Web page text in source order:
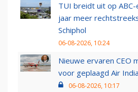
TUI breidt uit op ABC-
jaar meer
Schiphol
06-08-2026, 10:24
Nieuwe ervaren CEO
voor geplaagd Air India
06-08-2026, 10:17